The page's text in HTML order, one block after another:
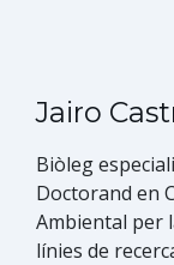
Jairo
Biòleg
Doctorand en
Ambiental per
línies de